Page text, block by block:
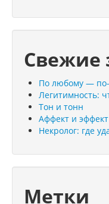
Свежие
По любому —
Легитимность:
Тон и тонн
Аффект и эффект
Некролог: где
Метки